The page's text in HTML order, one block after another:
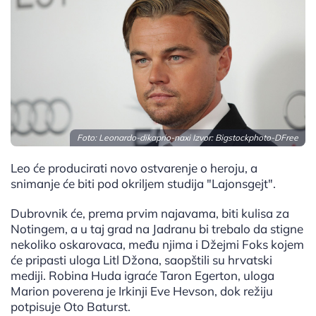
Foto: Leonardo-dikaprio-naxi Izvor: Bigstockphoto-DFree
Leo će producirati novo ostvarenje o heroju, a
snimanje će biti pod okriljem studija "Lajonsgejt".
Dubrovnik će, prema prvim najavama, biti kulisa za
Notingem, a u taj grad na Jadranu bi trebalo da stigne
nekoliko oskarovaca, među njima i Džejmi Foks kojem
će pripasti uloga Litl Džona, saopštili su hrvatski
mediji. Robina Huda igraće Taron Egerton, uloga
Marion poverena je Irkinji Eve Hevson, dok režiju
potpisuje Oto Baturst.